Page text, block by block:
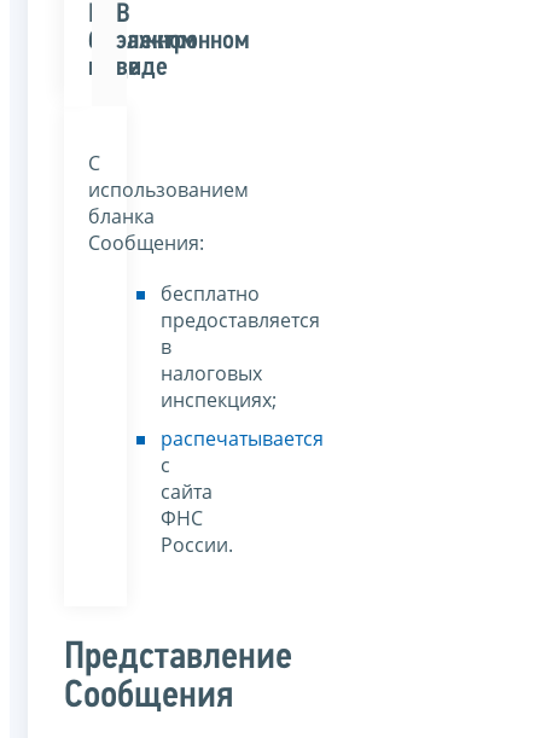
В
бумажном
виде
В
электронном
виде
C
использованием
бланка
Сообщения:
бесплатно
предоставляется
в
налоговых
инспекциях;
распечатывается
с
сайта
ФНС
России.
Представление
Сообщения